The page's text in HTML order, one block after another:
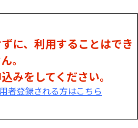
に、利用することはでき
。
みをしてください。
者登録される方はこちら